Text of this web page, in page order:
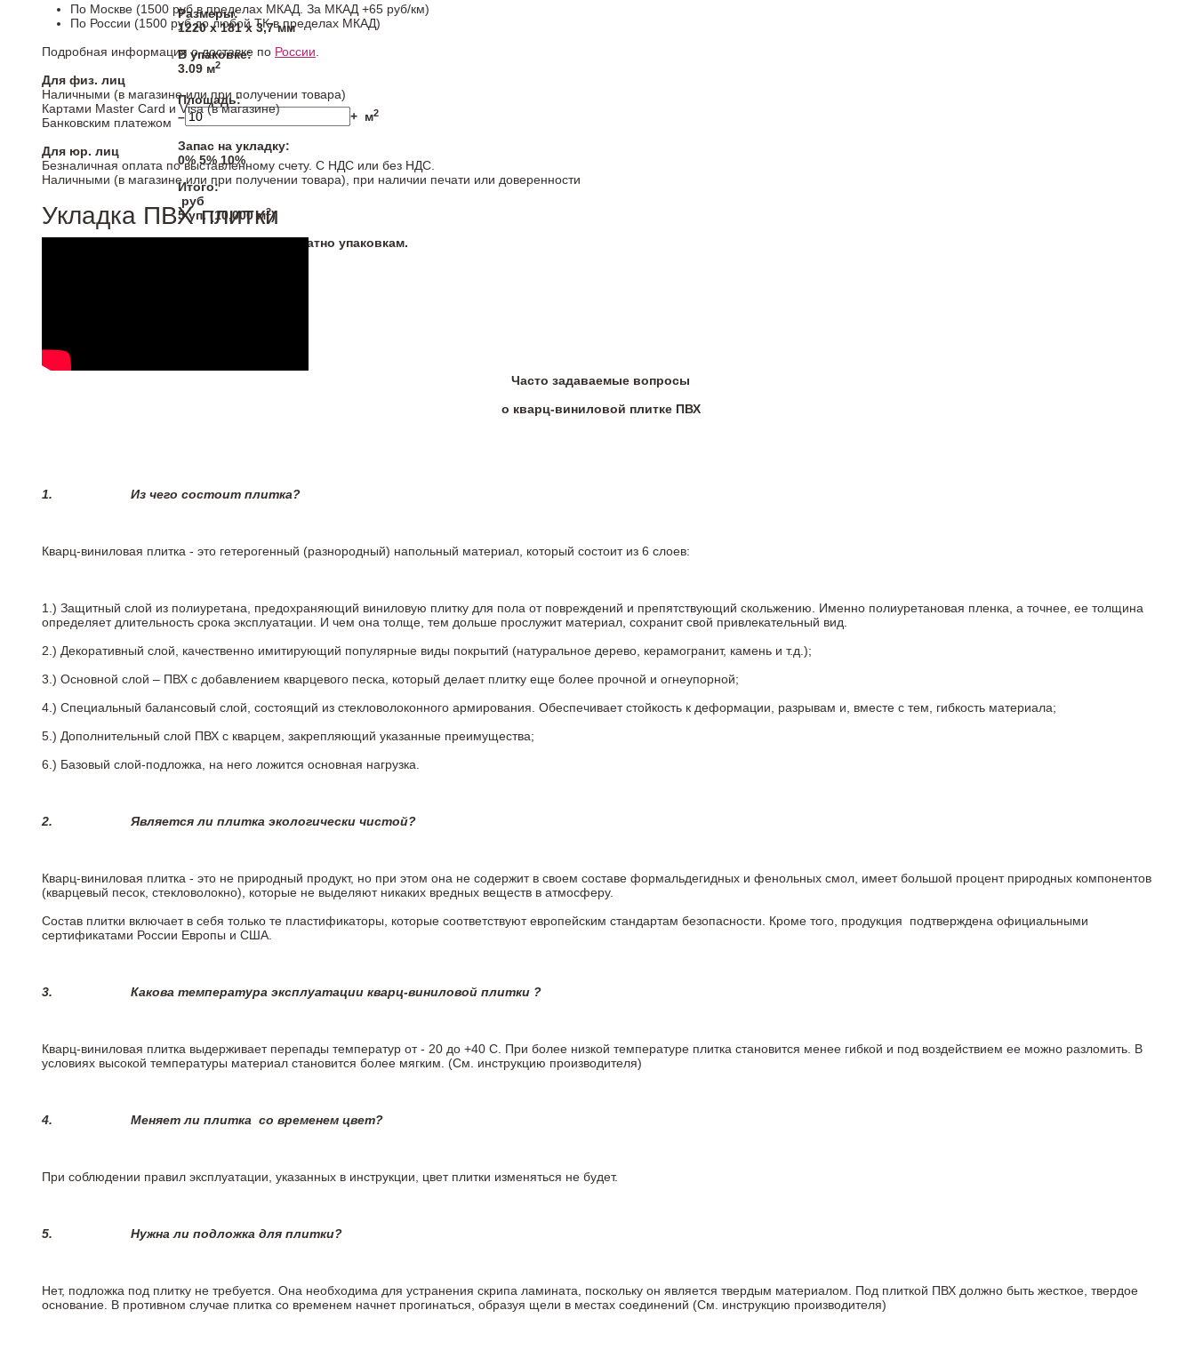
Размеры:
1220 х 181 х 3,7 мм
В упаковке:
3.09 м2
Площадь:
–
+ м2
Запас на укладку:
0% 5% 10%
Итого:
руб
5уп. (10,000м2)
* Напольные покрытия продаются кратно упаковкам.
По Москве (1500 руб в пределах МКАД. За МКАД +65 руб/км)
По России (1500 руб до любой ТК в пределах МКАД)
Подробная информация о доставке по России.
Для физ. лиц
Наличными (в магазине или при получении товара)
Картами Master Card и Visa (в магазине)
Банковским платежом
Для юр. лиц
Безналичная оплата по выставленному счету. С НДС или без НДС.
Наличными (в магазине или при получении товара), при наличии печати или доверенности
Укладка ПВХ плитки
Часто задаваемые вопросы
о кварц-виниловой плитке ПВХ
1. Из чего состоит плитка?
Кварц-виниловая плитка - это гетерогенный (разнородный) напольный материал, который состоит из 6 слоев:
1.) Защитный слой из полиуретана, предохраняющий виниловую плитку для пола от повреждений и препятствующий скольжению. Именно полиуретановая пленка, а точнее, ее толщина
определяет длительность срока эксплуатации. И чем она толще, тем дольше прослужит материал, сохранит свой привлекательный вид.
2.) Декоративный слой, качественно имитирующий популярные виды покрытий (натуральное дерево, керамогранит, камень и т.д.);
3.) Основной слой – ПВХ с добавлением кварцевого песка, который делает плитку еще более прочной и огнеупорной;
4.) Специальный балансовый слой, состоящий из стекловолоконного армирования. Обеспечивает стойкость к деформации, разрывам и, вместе с тем, гибкость материала;
5.) Дополнительный слой ПВХ с кварцем, закрепляющий указанные преимущества;
6.) Базовый слой-подложка, на него ложится основная нагрузка.
2. Является ли плитка экологически чистой?
Кварц-виниловая плитка - это не природный продукт, но при этом она не содержит в своем составе формальдегидных и фенольных смол, имеет большой процент природных компонентов
(кварцевый песок, стекловолокно), которые не выделяют никаких вредных веществ в атмосферу.
Состав плитки включает в себя только те пластификаторы, которые соответствуют европейским стандартам безопасности. Кроме того, продукция подтверждена официальными
сертификатами России Европы и США.
3. Какова температура эксплуатации кварц-виниловой плитки ?
Кварц-виниловая плитка выдерживает перепады температур от - 20 до +40 С. При более низкой температуре плитка становится менее гибкой и под воздействием ее можно разломить. В
условиях высокой температуры материал становится более мягким. (См. инструкцию производителя)
4. Меняет ли плитка со временем цвет?
При соблюдении правил эксплуатации, указанных в инструкции, цвет плитки изменяться не будет.
5. Нужна ли подложка для плитки?
Нет, подложка под плитку не требуется. Она необходима для устранения скрипа ламината, поскольку он является твердым материалом. Под плиткой ПВХ должно быть жесткое, твердое
основание. В противном случае плитка со временем начнет прогинаться, образуя щели в местах соединений (См. инструкцию производителя)